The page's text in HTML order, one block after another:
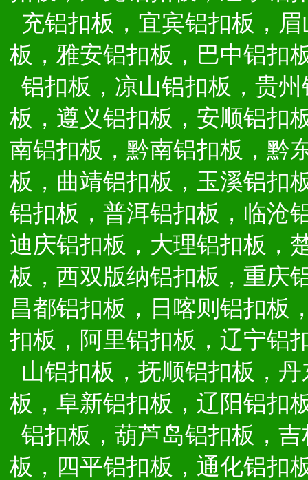
充铝扣板，宜宾铝扣板，
板，雅安铝扣板，巴中铝扣
铝扣板，凉山铝扣板，贵
板，遵义铝扣板，安顺铝扣
南铝扣板，黔南铝扣板，黔
板，曲靖铝扣板，玉溪铝扣
铝扣板，普洱铝扣板，临沧
迪庆铝扣板，大理铝扣板，
板，西双版纳铝扣板，重庆
昌都铝扣板，日喀则铝扣板
扣板，阿里铝扣板，辽宁铝
山铝扣板，抚顺铝扣板，
板，阜新铝扣板，辽阳铝扣
铝扣板，葫芦岛铝扣板，
板，四平铝扣板，通化铝扣